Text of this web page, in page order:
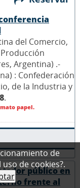
del Comercio,
Argentina) .-
: Confederación
de la Industria y
.
papel.
público en
frente al
de
de cookies?.